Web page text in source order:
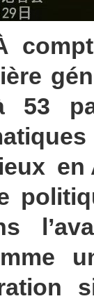
53
en